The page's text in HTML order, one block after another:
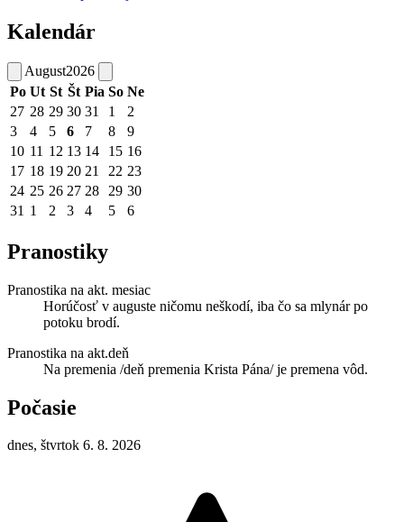
Kalendár
August2026
Po Ut St Št Pia So Ne
27 28 29 30 31 1
2
3
4 5 6 7 8
9
10 11 12 13 14 15 16
17 18 19 20 21 22 23
24 25 26 27 28 29 30
31 1 2 3 4 5 6
Pranostiky
Pranostika na akt. mesiac
Horúčosť v auguste ničomu neškodí, iba čo sa mlynár po
potoku brodí.
Pranostika na akt.deň
Na premenia /deň premenia Krista Pána/ je premena vôd.
Počasie
dnes, štvrtok 6. 8. 2026